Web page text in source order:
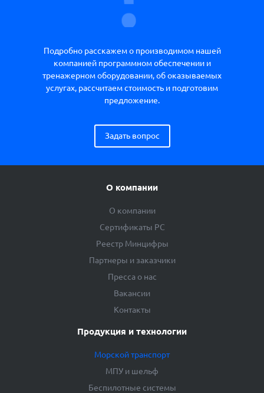
Подробно расскажем о производимом нашей
компанией программном обеспечении и
тренажерном оборудовании, об оказываемых
услугах, рассчитаем стоимость и подготовим
предложение.
Задать вопрос
О компании
О компании
Сертификаты РС
Реестр Минцифры
Партнеры и заказчики
Пресса о нас
Вакансии
Контакты
Продукция и технологии
Морской транспорт
МПУ и шельф
Беспилотные системы